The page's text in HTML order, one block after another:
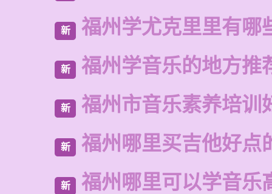
新 福州学尤克里里有哪
新 福州学音乐的地方推
新 福州市音乐素养培训
新 福州哪里买吉他好点
新 福州哪里可以学音乐